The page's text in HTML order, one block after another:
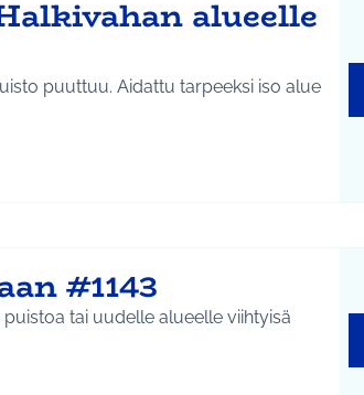
alueelle
puuttuu. Aidattu tarpeeksi iso alue
Ympäristö
#1143
puistoa tai uudelle alueelle viihtyisä